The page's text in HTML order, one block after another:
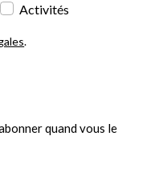
Activités
.
quand vous le